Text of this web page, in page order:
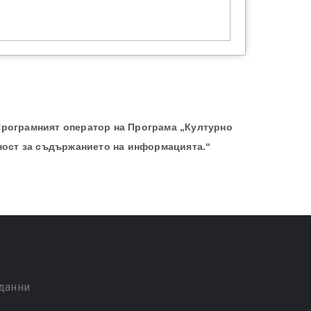
оператор на Програма „Културно
за съдържанието на информацията.“